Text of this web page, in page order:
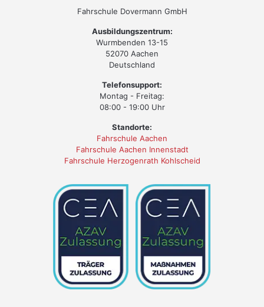
Fahrschule Dovermann GmbH
Ausbildungszentrum:
Wurmbenden 13-15
52070 Aachen
Deutschland
Telefonsupport:
Montag - Freitag:
08:00 - 19:00 Uhr
Standorte:
Fahrschule Aachen
Fahrschule Aachen Innenstadt
Fahrschule Herzogenrath Kohlscheid